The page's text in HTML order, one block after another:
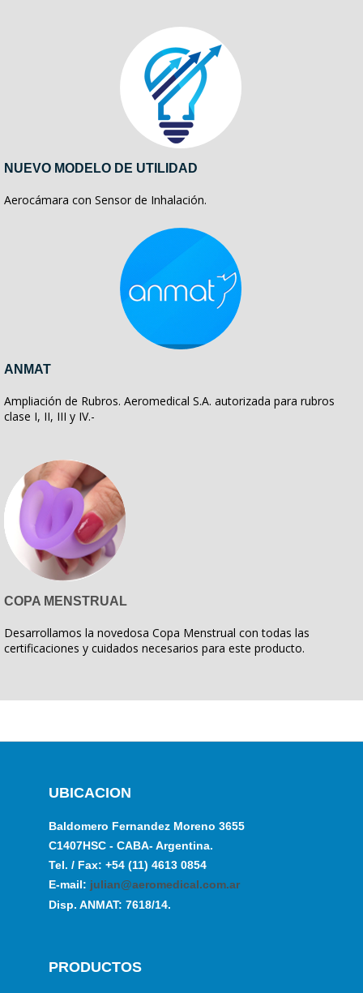
NUEVO MODELO DE UTILIDAD
Aerocámara con Sensor de Inhalación.
ANMAT
Ampliación de Rubros. Aeromedical S.A. autorizada para rubros
clase I, II, III y IV.-
COPA MENSTRUAL
Desarrollamos la novedosa Copa Menstrual con todas las
certificaciones y cuidados necesarios para este producto.
UBICACION
Baldomero Fernandez Moreno 3655
C1407HSC - CABA- Argentina.
Tel. / Fax: +54 (11) 4613 0854
E-mail: julian@aeromedical.com.ar
Disp. ANMAT: 7618/14.
PRODUCTOS